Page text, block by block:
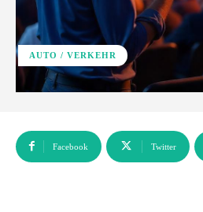
AUTO / VERKEHR
Facebook Twitter